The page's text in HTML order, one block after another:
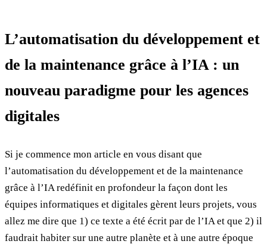
L’automatisation du développement et
de la maintenance grâce à l’IA : un
nouveau paradigme pour les agences
digitales
Si je commence mon article en vous disant que
l’automatisation du développement et de la maintenance
grâce à l’IA redéfinit en profondeur la façon dont les
équipes informatiques et digitales gèrent leurs projets, vous
allez me dire que 1) ce texte a été écrit par de l’IA et que 2) il
faudrait habiter sur une autre planète et à une autre époque